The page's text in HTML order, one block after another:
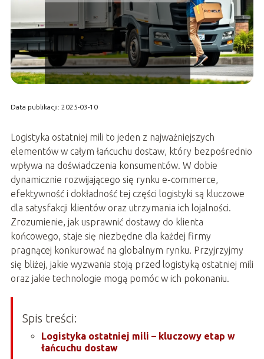
Data publikacji: 2025-03-10
Logistyka ostatniej mili to jeden z najważniejszych
elementów w całym łańcuchu dostaw, który bezpośrednio
wpływa na doświadczenia konsumentów. W dobie
dynamicznie rozwijającego się rynku e-commerce,
efektywność i dokładność tej części logistyki są kluczowe
dla satysfakcji klientów oraz utrzymania ich lojalności.
Zrozumienie, jak usprawnić dostawy do klienta
końcowego, staje się niezbędne dla każdej firmy
pragnącej konkurować na globalnym rynku. Przyjrzyjmy
się bliżej, jakie wyzwania stoją przed logistyką ostatniej mili
oraz jakie technologie mogą pomóc w ich pokonaniu.
Spis treści:
Logistyka ostatniej mili – kluczowy etap w
łańcuchu dostaw